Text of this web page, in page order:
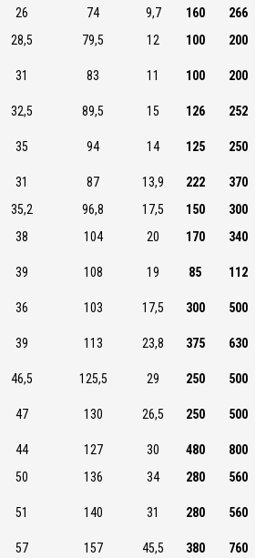
26 74 9,7 160
266
28,5 79,5 12 100 200
31 83 11 100 200
32,5 89,5 15 126 252
35 94 14 125 250
31 87 13,9 222
370
35,2 96,8 17,5 150
300
38 104 20 170 340
39 108 19 85 112
36 103 17,5 300 500
39 113 23,8 375 630
46,5 125,5 29 250 500
47 130 26,5 250 500
44 127 30 480
800
50 136 34 280 560
51 140 31 280 560
57 157 45,5 380 760